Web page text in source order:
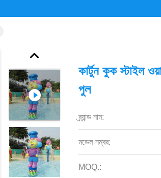
কার্টুন কুক স্টাইল
পুল
ব্র্যান্ড নাম:
মডেল নম্বর:
MOQ.: